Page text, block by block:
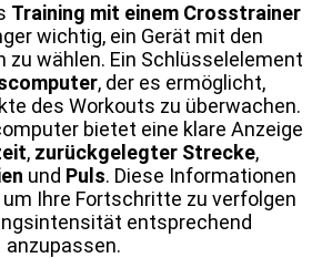
Training mit einem Crosstrainer
wichtig, ein Gerät mit den
zu wählen. Ein Schlüsselelement
, der es ermöglicht,
des Workouts zu überwachen.
bietet eine klare Anzeige
, zurückgelegter Strecke,
und Puls. Diese Informationen
Ihre Fortschritte zu verfolgen
entsprechend
anzupassen.